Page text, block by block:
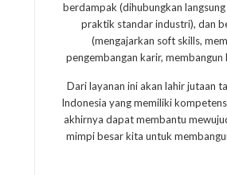
berdampak (dihubungkan langsung
praktik standar industri), dan
(mengajarkan soft skills,
pengembangan karir, membangun
Dari layanan ini akan lahir jutaan
Indonesia yang memiliki
akhirnya dapat membantu
mimpi besar kita untuk